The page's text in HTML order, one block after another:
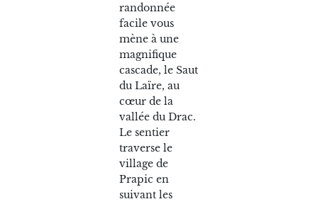
randonnée
facile vous
mène à une
magnifique
cascade, le Saut
du Laïre, au
cœur de la
vallée du Drac.
Le sentier
traverse le
village de
Prapic en
suivant les